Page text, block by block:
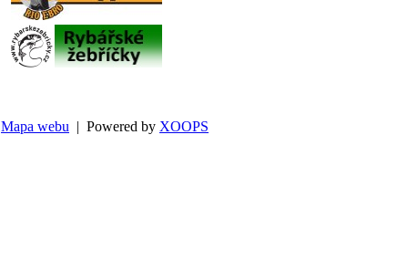
Mapa webu | Powered by XOOPS